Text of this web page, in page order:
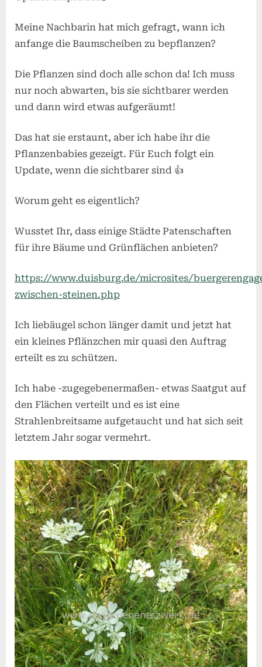
Meine Nachbarin hat mich gefragt, wann ich
anfange die Baumscheiben zu bepflanzen?
Die Pflanzen sind doch alle schon da! Ich muss
nur noch abwarten, bis sie sichtbarer werden
und dann wird etwas aufgeräumt!
Das hat sie erstaunt, aber ich habe ihr die
Pflanzenbabies gezeigt. Für Euch folgt ein
Update, wenn die sichtbarer sind 👍
Worum geht es eigentlich?
Wusstet Ihr, dass einige Städte Patenschaften
für ihre Bäume und Grünflächen anbieten?
https://www.duisburg.de/microsites/
zwischen-steinen.php
Ich liebäugel schon länger damit und jetzt hat
ein kleines Pflänzchen mir quasi den Auftrag
erteilt es zu schützen.
Ich habe -zugegebenermaßen- etwas Saatgut auf
den Flächen verteilt und es ist eine
Strahlenbreitsame aufgetaucht und hat sich seit
letztem Jahr sogar vermehrt.